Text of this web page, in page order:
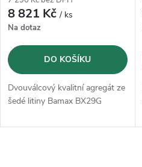
8 821 Kč/ ks
Na dotaz
DO KOŠÍKU
Dvouválcový kvalitní agregát ze
šedé litiny Bamax BX29G